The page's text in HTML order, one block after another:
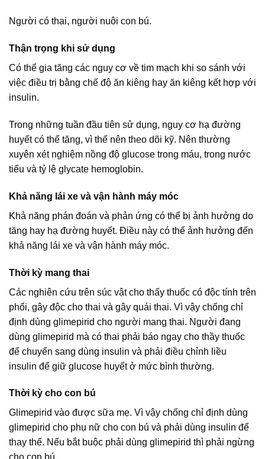
Người có thai, người nuôi con bú.
Thận trọng khi sử dụng
Có thể gia tăng các nguy cơ về tim mạch khi so sánh với
việc điều trị bằng chế độ ăn kiêng hay ăn kiêng kết hợp với
insulin.
Trong những tuần đầu tiên sử dụng, nguy cơ hạ đường
huyết có thể tăng, vì thế nên theo dõi kỹ. Nên thường
xuyên xét nghiệm nồng độ glucose trong máu, trong nước
tiểu và tỷ lệ glycate hemoglobin.
Khả năng lái xe và vận hành máy móc
Khả năng phán đoán và phản ứng có thể bị ảnh hưởng do
tăng hay hạ đường huyết. Điều này có thể ảnh hưởng đến
khả năng lái xe và vận hành máy móc.
Thời kỳ mang thai
Các nghiên cứu trên súc vật cho thấy thuốc có độc tính trên
phổi, gây độc cho thai và gây quái thai. Vì vậy chống chỉ
định dùng glimepirid cho người mang thai. Người đang
dùng glimepirid mà có thai phải báo ngay cho thầy thuốc
để chuyển sang dùng insulin và phải điều chỉnh liều
insulin để giữ glucose huyết ở mức bình thường.
Thời kỳ cho con bú
Glimepirid vào được sữa mẹ. Vì vậy chống chỉ định dùng
glimepirid cho phụ nữ cho con bú và phải dùng insulin để
thay thế. Nếu bắt buộc phải dùng glimepirid thì phải ngừng